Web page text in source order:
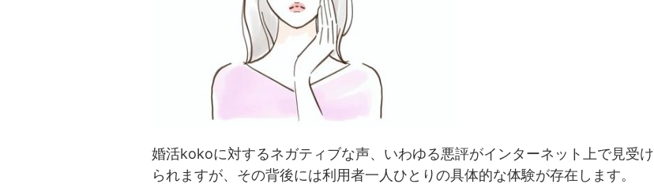
婚活kokoに対するネガティブな声、いわゆる悪評がインターネット上で見受け
られますが、その背後には利用者一人ひとりの具体的な体験が存在します。